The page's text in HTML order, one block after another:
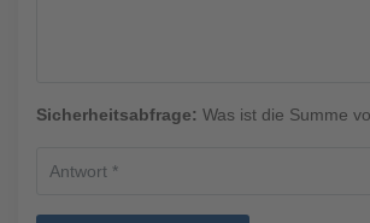
Sicherheitsabfrage: Was ist die Summe